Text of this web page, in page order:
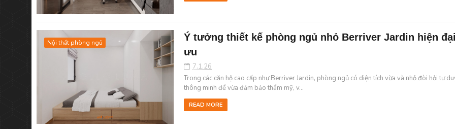
Nội thất phòng ngủ
Ý tưởng thiết kế phòng ngủ nhỏ Berriver Jardin hiện
ưu
7.1.26
Trong các căn hộ cao cấp như Berriver Jardin, phòng ngủ có diện tích vừa và nhỏ đòi hỏi tư
thông minh để vừa đảm bảo thẩm mỹ, v...
READ MORE